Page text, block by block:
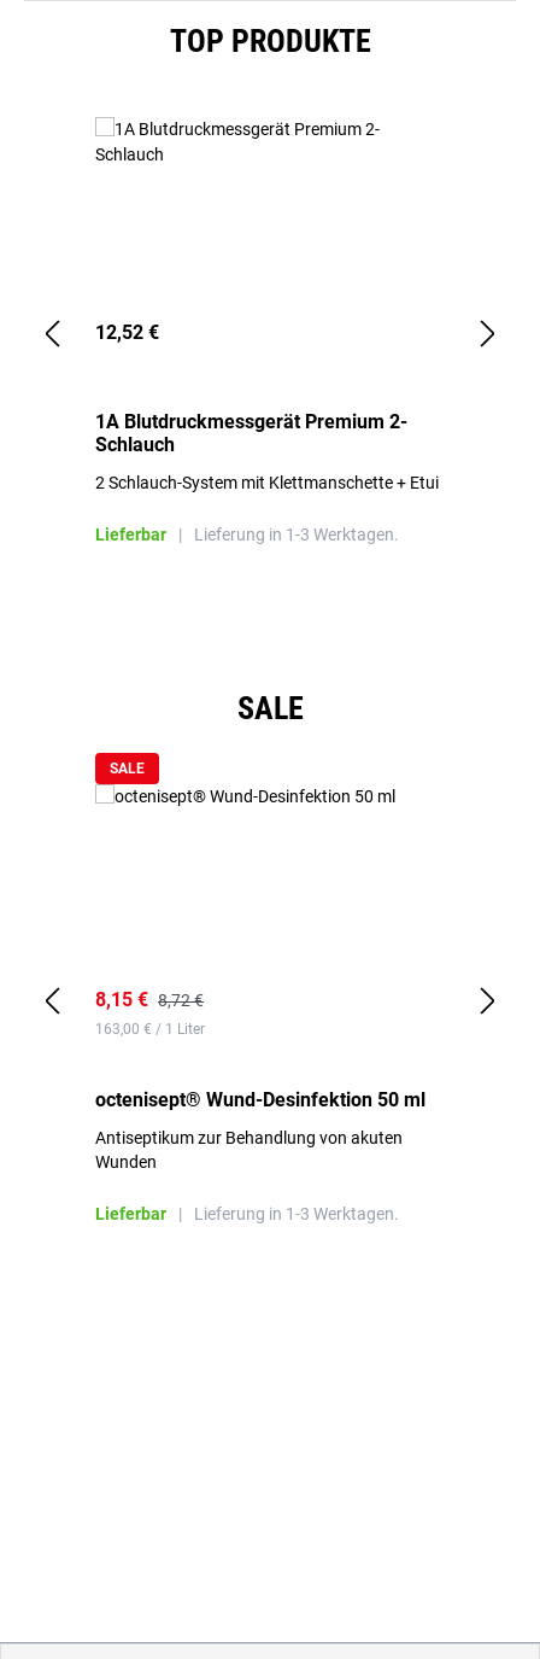
TOP PRODUKTE
12,52 €
1A Blutdruckmessgerät Premium 2-
Schlauch
2 Schlauch-System mit Klettmanschette + Etui
Lieferbar | Lieferung in 1-3 Werktagen.
SALE
SALE
8,15 € 8,72 €
163,00 € / 1 Liter
octenisept® Wund-Desinfektion 50 ml
Antiseptikum zur Behandlung von akuten
Wunden
Lieferbar | Lieferung in 1-3 Werktagen.